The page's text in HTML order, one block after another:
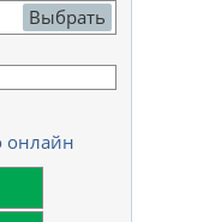
Выбрать
онлайн